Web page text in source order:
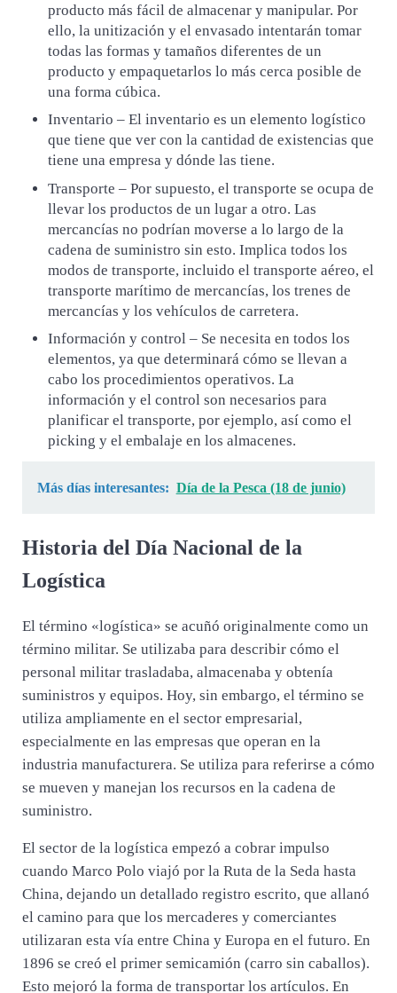
producto más fácil de almacenar y manipular. Por
ello, la unitización y el envasado intentarán tomar
todas las formas y tamaños diferentes de un
producto y empaquetarlos lo más cerca posible de
una forma cúbica.
Inventario – El inventario es un elemento logístico
que tiene que ver con la cantidad de existencias que
tiene una empresa y dónde las tiene.
Transporte – Por supuesto, el transporte se ocupa de
llevar los productos de un lugar a otro. Las
mercancías no podrían moverse a lo largo de la
cadena de suministro sin esto. Implica todos los
modos de transporte, incluido el transporte aéreo, el
transporte marítimo de mercancías, los trenes de
mercancías y los vehículos de carretera.
Información y control – Se necesita en todos los
elementos, ya que determinará cómo se llevan a
cabo los procedimientos operativos. La
información y el control son necesarios para
planificar el transporte, por ejemplo, así como el
picking y el embalaje en los almacenes.
Más días interesantes: Día de la Pesca (18 de junio)
Historia del Día Nacional de la
Logística
El término «logística» se acuñó originalmente como un
término militar. Se utilizaba para describir cómo el
personal militar trasladaba, almacenaba y obtenía
suministros y equipos. Hoy, sin embargo, el término se
utiliza ampliamente en el sector empresarial,
especialmente en las empresas que operan en la
industria manufacturera. Se utiliza para referirse a cómo
se mueven y manejan los recursos en la cadena de
suministro.
El sector de la logística empezó a cobrar impulso
cuando Marco Polo viajó por la Ruta de la Seda hasta
China, dejando un detallado registro escrito, que allanó
el camino para que los mercaderes y comerciantes
utilizaran esta vía entre China y Europa en el futuro. En
1896 se creó el primer semicamión (carro sin caballos).
Esto mejoró la forma de transportar los artículos. En